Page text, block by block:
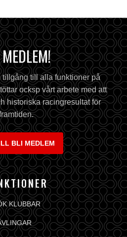
tillgång till alla funktioner på
ocksp vårt arbete med att
historiska racingresultat för
BLI MEDLEM
KLUBBAR